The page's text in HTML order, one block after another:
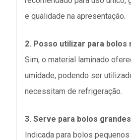
e qualidade na apresentação.
2. Posso utilizar para
Sim, o material laminado
umidade, podendo ser
necessitam de refrigeração.
3. Serve para bolos
Indicada para bolos